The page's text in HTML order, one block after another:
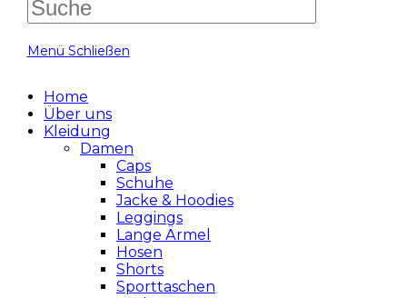
Menü Schließen
Home
Über uns
Kleidung
Damen
Caps
Schuhe
Jacke & Hoodies
Leggings
Lange Ärmel
Hosen
Shorts
Sporttaschen